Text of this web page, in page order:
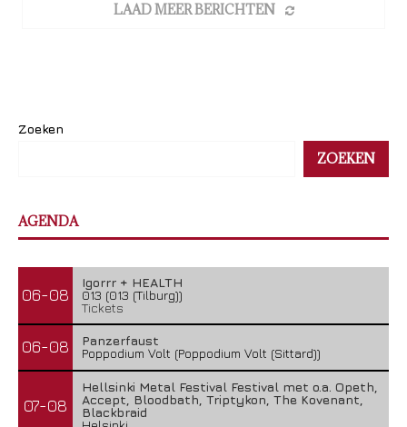
LAAD MEER BERICHTEN
Zoeken
ZOEKEN
AGENDA
06-08
Igorrr + HEALTH
013 (013 (Tilburg))
Tickets
06-08
Panzerfaust
Poppodium Volt (Poppodium Volt (Sittard))
07-08
Hellsinki Metal Festival Festival met o.a. Opeth,
Accept, Bloodbath, Triptykon, The Kovenant,
Blackbraid